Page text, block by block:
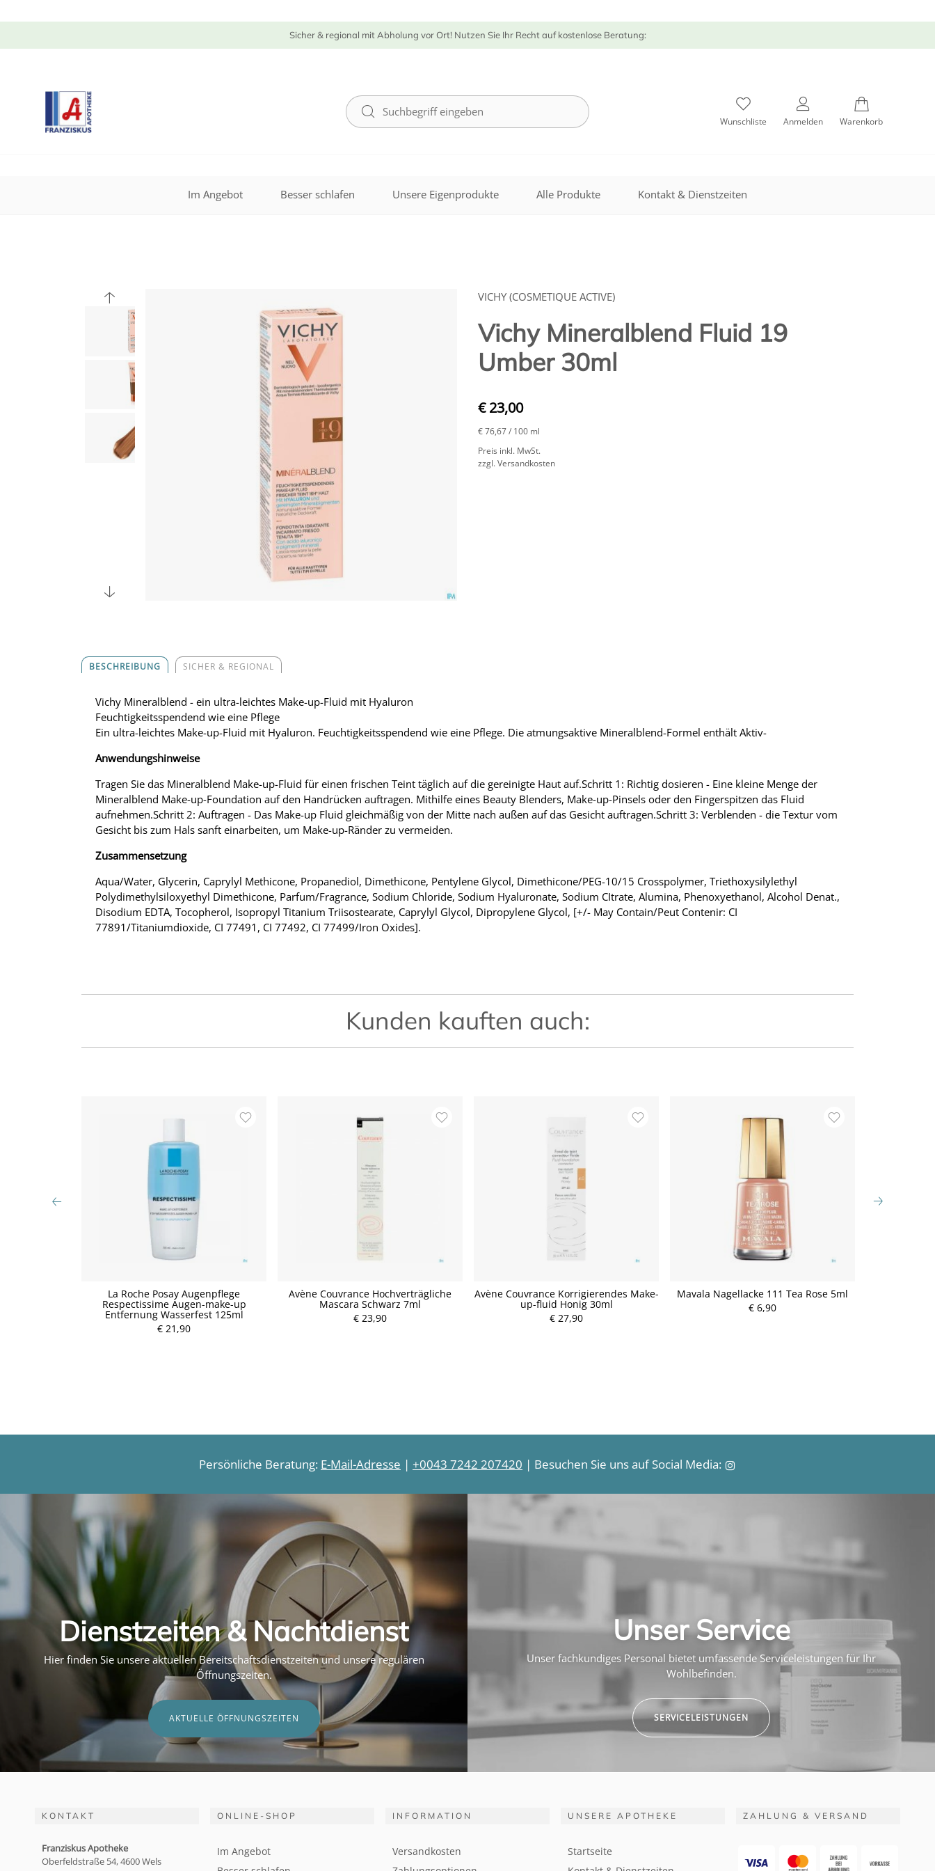
Sicher & regional mit Abholung vor Ort! Nutzen Sie Ihr Recht auf kostenlose Beratung:
Wunschliste Anmelden Warenkorb
Im Angebot Besser schlafen Unsere Eigenprodukte Alle Produkte Kontakt & Dienstzeiten
VICHY (COSMETIQUE ACTIVE)
Vichy Mineralblend Fluid 19
Umber 30ml
€ 23,00
€ 76,67/ 100 ml
Preis inkl. MwSt.
zzgl. Versandkosten
BESCHREIBUNG SICHER & REGIONAL
Vichy Mineralblend - ein ultra-leichtes Make-up-Fluid mit Hyaluron
Feuchtigkeitsspendend wie eine Pflege
Ein ultra-leichtes Make-up-Fluid mit Hyaluron. Feuchtigkeitsspendend wie eine Pflege. Die atmungsaktive Mineralblend-Formel enthält Aktiv-
Anwendungshinweise
Tragen Sie das Mineralblend Make-up-Fluid für einen frischen Teint täglich auf die gereinigte Haut auf.Schritt 1: Richtig dosieren - Eine kleine Menge der
Mineralblend Make-up-Foundation auf den Handrücken auftragen. Mithilfe eines Beauty Blenders, Make-up-Pinsels oder den Fingerspitzen das Fluid
aufnehmen.Schritt 2: Auftragen - Das Make-up Fluid gleichmäßig von der Mitte nach außen auf das Gesicht auftragen.Schritt 3: Verblenden - die Textur vom
Gesicht bis zum Hals sanft einarbeiten, um Make-up-Ränder zu vermeiden.
Zusammensetzung
Aqua/Water, Glycerin, Caprylyl Methicone, Propanediol, Dimethicone, Pentylene Glycol, Dimethicone/PEG-10/15 Crosspolymer, Triethoxysilylethyl
Polydimethylsiloxyethyl Dimethicone, Parfum/Fragrance, Sodium Chloride, Sodium Hyaluronate, Sodium CItrate, Alumina, Phenoxyethanol, Alcohol Denat.,
Disodium EDTA, Tocopherol, Isopropyl Titanium Triisostearate, Caprylyl Glycol, Dipropylene Glycol, [+/- May Contain/Peut Contenir: CI
77891/Titaniumdioxide, CI 77491, CI 77492, CI 77499/Iron Oxides].
Kunden kauften auch:
La Roche Posay Augenpflege
Respectissime Augen-make-up
Entfernung Wasserfest 125ml
€ 21,90
Avène Couvrance Hochverträgliche
Mascara Schwarz 7ml
€ 23,90
Avène Couvrance Korrigierendes Make-
up-fluid Honig 30ml
€ 27,90
Mavala Nagellacke 111 Tea Rose 5ml
€ 6,90
P
r
P
r
P
r
Persönliche Beratung: E-Mail-Adresse | +0043 7242 207420 | Besuchen Sie uns auf Social Media:
Dienstzeiten & Nachtdienst
Hier finden Sie unsere aktuellen Bereitschaftsdienstzeiten und unsere regulären
Öffnungszeiten.
AKTUELLE ÖFFNUNGSZEITEN
Unser Service
Unser fachkundiges Personal bietet umfassende Serviceleistungen für Ihr
Wohlbefinden.
SERVICELEISTUNGEN
KONTAKT
Franziskus Apotheke
Oberfeldstraße 54, 4600 Wels
ONLINE-SHOP
Im Angebot
INFORMATION
Versandkosten
UNSERE APOTHEKE
Startseite
ZAHLUNG & VERSAND